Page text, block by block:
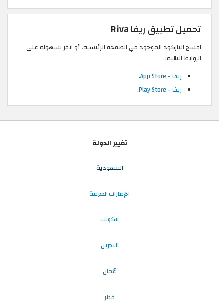
تحميل تطبيق ريفا Riva
امسح الباركود الموجود في الصفحة الرئيسية، أو انقر بسهولة على
الروابط التالية:
ريفا - App Store
.
ريفا - Play Store
.
تغيير الدولة
السعودية
الإمارات العربية
الكويت
البحرين
عُمان
قطر